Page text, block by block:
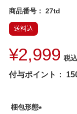
商品番号 27td
送料込
¥2,999 税込
付与ポイント：
梱包形態